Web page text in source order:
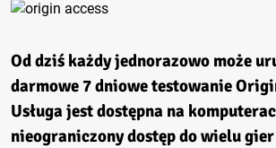
Od dziś każdy jednorazowo może
darmowe 7 dniowe testowanie
Usługa jest dostępna na
nieograniczony dostęp do wielu